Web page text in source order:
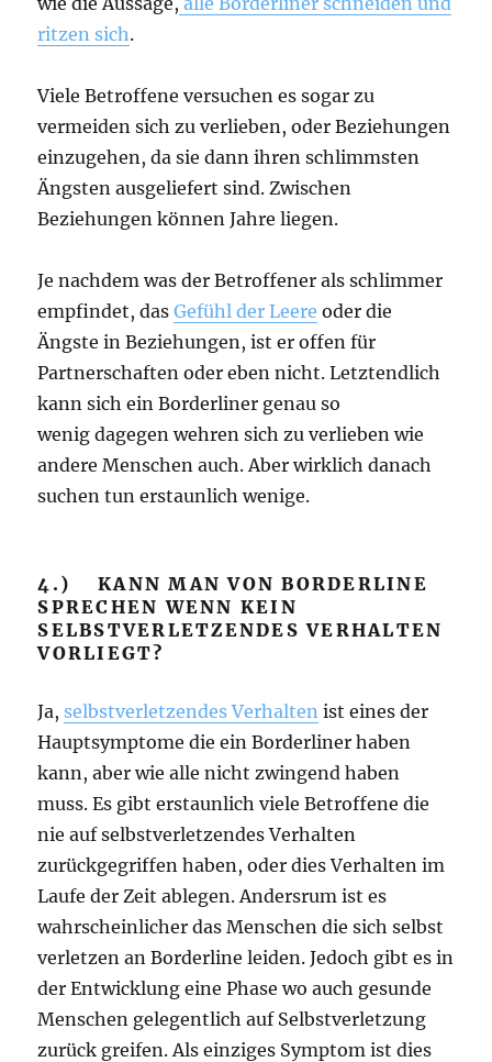
ritzen sich.
Viele Betroffene versuchen es sogar zu
vermeiden sich zu verlieben, oder Beziehungen
einzugehen, da sie dann ihren schlimmsten
Ängsten ausgeliefert sind. Zwischen
Beziehungen können Jahre liegen.
Je nachdem was der Betroffener als schlimmer
empfindet, dasGefühl der Leere oder die
Ängste in Beziehungen, ist er offen für
Partnerschaften oder eben nicht. Letztendlich
kann sich ein Borderliner genau so
wenig dagegen wehren sich zu verlieben wie
andere Menschen auch. Aber wirklich danach
suchen tun erstaunlich wenige.
4.) KANN MAN VON BORDERLINE
SPRECHEN WENN KEIN
SELBSTVERLETZENDES VERHALTEN
VORLIEGT?
Ja, selbstverletzendes Verhalten ist eines der
Hauptsymptome die ein Borderliner haben
kann, aber wie alle nicht zwingend haben
muss. Es gibt erstaunlich viele Betroffene die
nie auf selbstverletzendes Verhalten
zurückgegriffen haben, oder dies Verhalten im
Laufe der Zeit ablegen. Andersrum ist es
wahrscheinlicher das Menschen die sich selbst
verletzen an Borderline leiden. Jedoch gibt es in
der Entwicklung eine Phase wo auch gesunde
Menschen gelegentlich auf Selbstverletzung
zurück greifen. Als einziges Symptom ist dies